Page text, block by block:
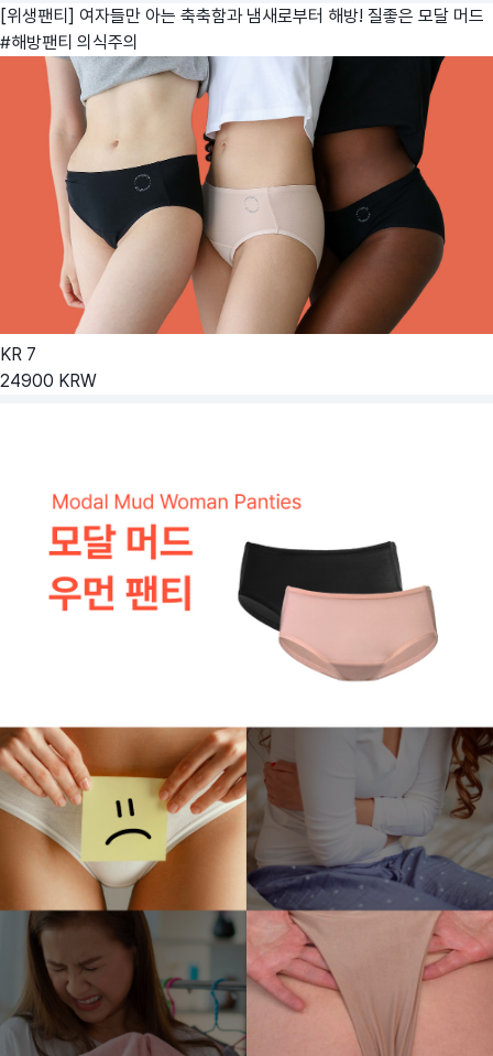
[위생팬티] 여자들만 아는 축축함과 냄새로부터 해방! 질좋은 모달 머드
#해방팬티 의식주의
KR 7
24900 KRW